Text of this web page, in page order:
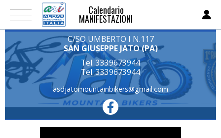
Calendario
MANIFESTAZIONI
C/SO UMBERTO I N.117
SAN GIUSEPPE JATO (PA)
Tel. 3339673944
Tel. 3339673944
asdjatomountainbikers@gmail.com